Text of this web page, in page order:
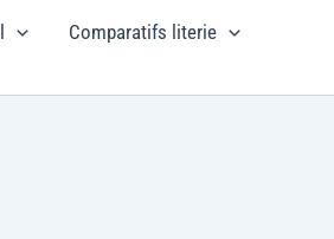
Comparatifs literie